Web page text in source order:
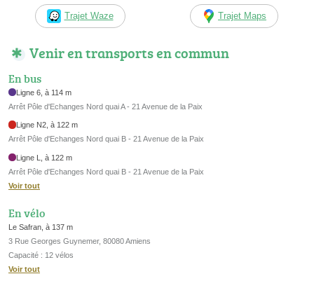
Trajet Waze Trajet Maps
Venir en transports en commun
En bus
Ligne 6, à 114 m
Arrêt Pôle d'Echanges Nord quai A - 21 Avenue de la Paix
Ligne N2, à 122 m
Arrêt Pôle d'Echanges Nord quai B - 21 Avenue de la Paix
Ligne L, à 122 m
Arrêt Pôle d'Echanges Nord quai B - 21 Avenue de la Paix
Voir tout
En vélo
Le Safran, à 137 m
3 Rue Georges Guynemer, 80080 Amiens
Capacité : 12 vélos
Voir tout